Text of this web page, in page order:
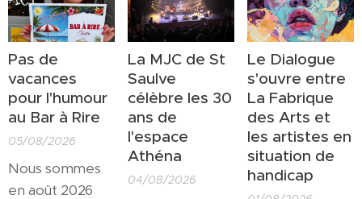
Pas de
vacances
pour l'humour
au Bar à Rire
05/08/2026
Nous sommes
en août 2026
La MJC de St
Saulve
célèbre les 30
ans de
l'espace
Athéna
04/08/2026
Le Dialogue
s'ouvre entre
La Fabrique
des Arts et
les artistes en
situation de
handicap